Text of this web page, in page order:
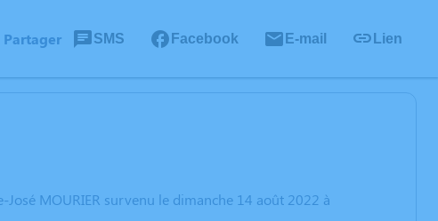
Partager SMS Facebook E-mail Lien
MOURIER survenu le dimanche 14 août 2022 à